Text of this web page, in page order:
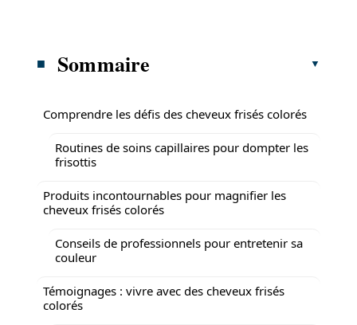
Sommaire
Comprendre les défis des cheveux frisés colorés
Routines de soins capillaires pour dompter les
frisottis
Produits incontournables pour magnifier les
cheveux frisés colorés
Conseils de professionnels pour entretenir sa
couleur
Témoignages : vivre avec des cheveux frisés
colorés